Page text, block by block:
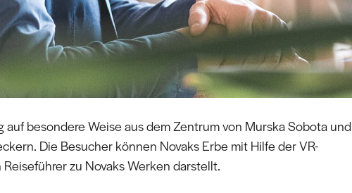
besondere Weise aus dem Zentrum von Murska Sobota und
Die Besucher können Novaks Erbe mit Hilfe der VR-
zu Novaks Werken darstellt.